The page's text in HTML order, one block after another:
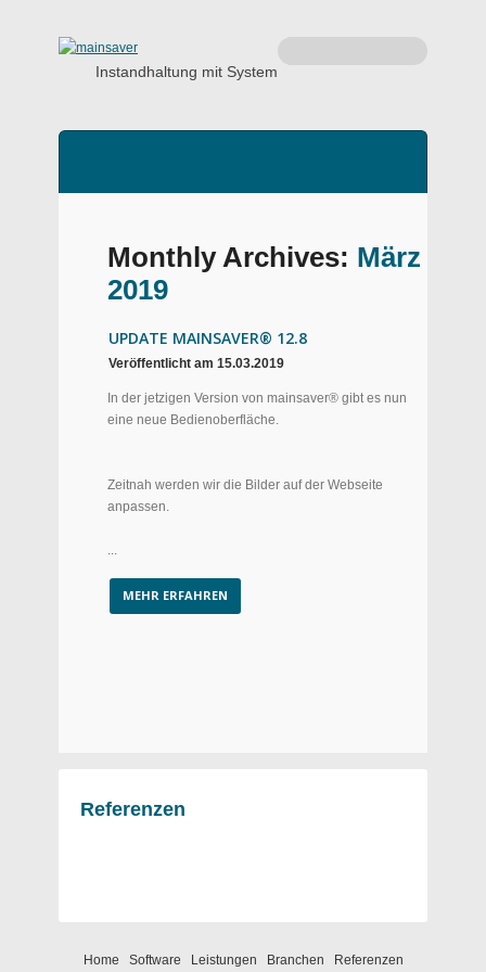
Instandhaltung mit System
Monthly Archives: März
2019
UPDATE MAINSAVER® 12.8
Veröffentlicht am 15.03.2019
In der jetzigen Version von mainsaver® gibt es nun
eine neue Bedienoberfläche.
Zeitnah werden wir die Bilder auf der Webseite
anpassen.
...
MEHR ERFAHREN
Referenzen
Home Software Leistungen Branchen Referenzen